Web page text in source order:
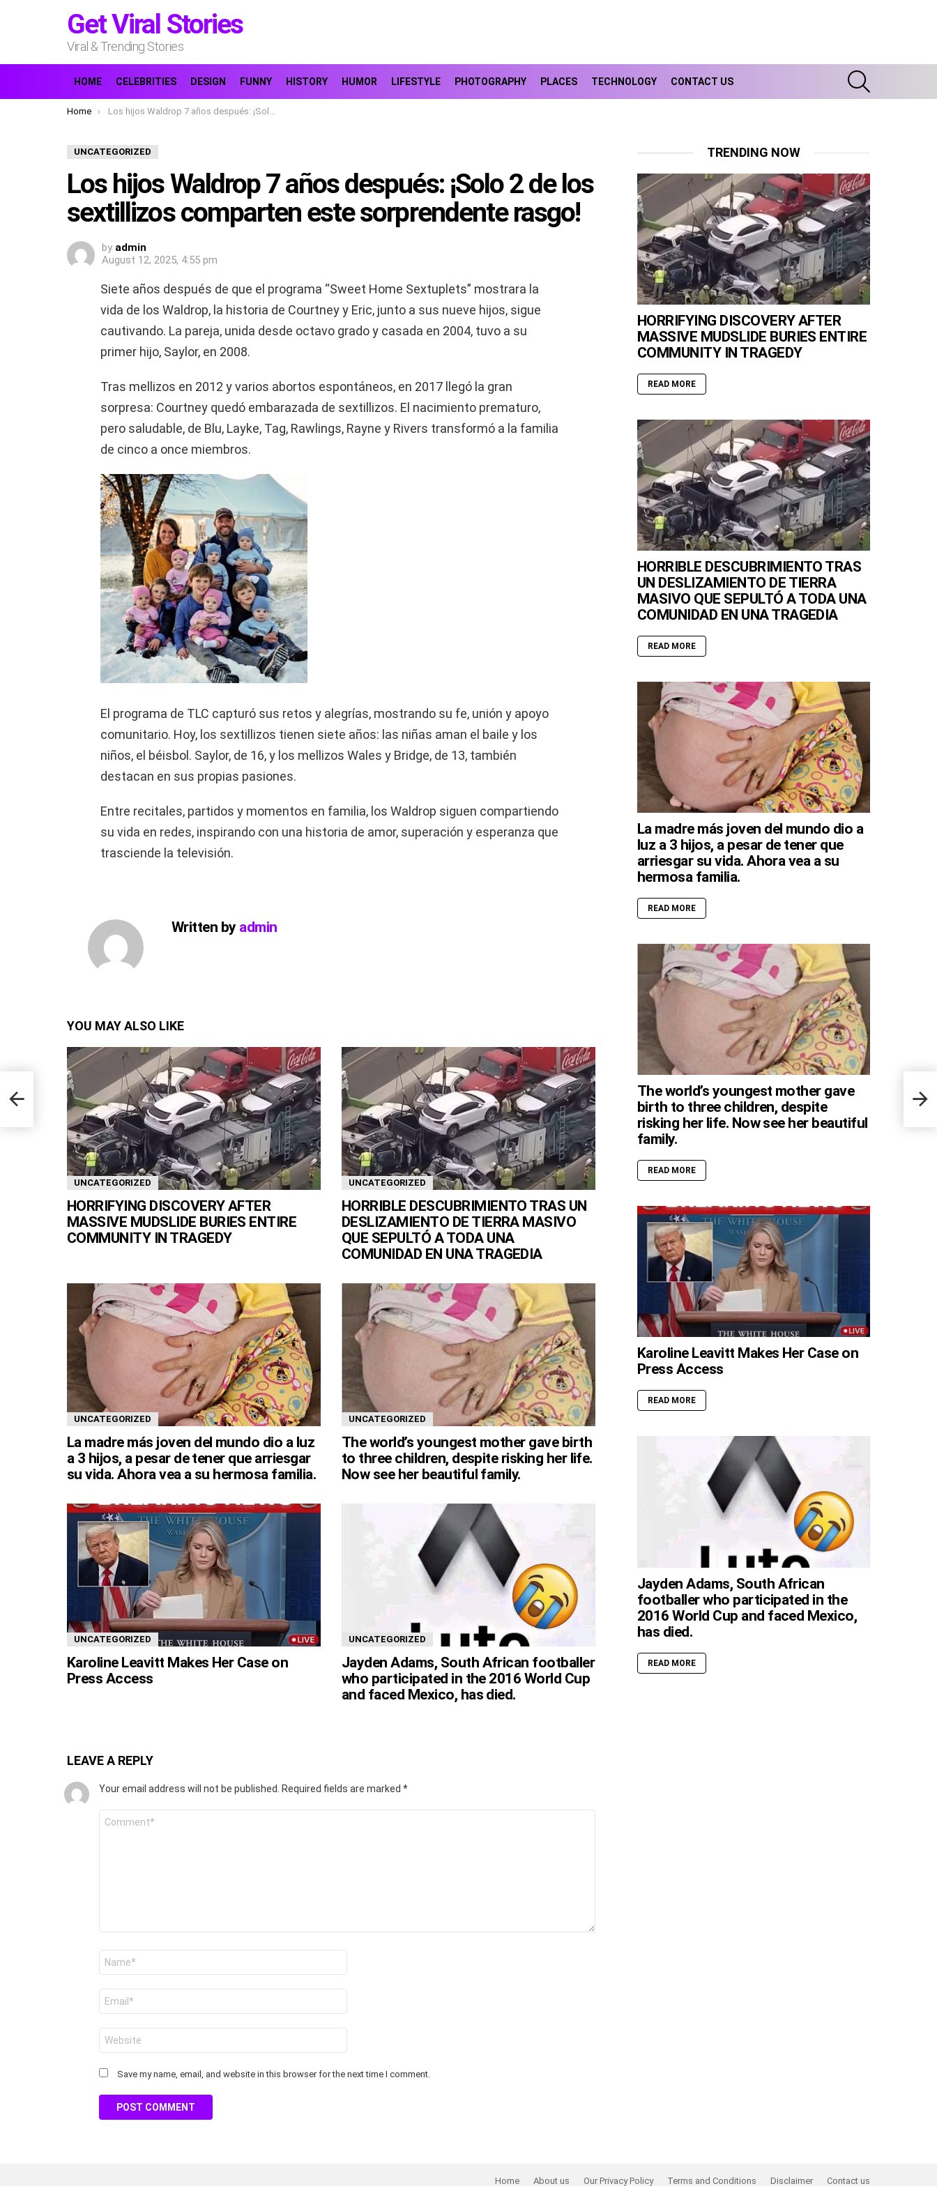
Get Viral Stories
Viral & Trending Stories
HOME CELEBRITIES DESIGN FUNNY HISTORY HUMOR LIFESTYLE PHOTOGRAPHY PLACES TECHNOLOGY CONTACT US
You are here:
Home Los hijos Waldrop 7 años después: ¡Solo 2 de los sextillizos comparten este sorprendente rasgo!
UNCATEGORIZED
Los hijos Waldrop 7 años después: ¡Solo 2 de los
sextillizos comparten este sorprendente rasgo!
by admin
August 12, 2025, 4:55 pm
Siete años después de que el programa “Sweet Home Sextuplets” mostrara la
vida de los Waldrop, la historia de Courtney y Eric, junto a sus nueve hijos, sigue
cautivando. La pareja, unida desde octavo grado y casada en 2004, tuvo a su
primer hijo, Saylor, en 2008.
Tras mellizos en 2012 y varios abortos espontáneos, en 2017 llegó la gran
sorpresa: Courtney quedó embarazada de sextillizos. El nacimiento prematuro,
pero saludable, de Blu, Layke, Tag, Rawlings, Rayne y Rivers transformó a la familia
de cinco a once miembros.
El programa de TLC capturó sus retos y alegrías, mostrando su fe, unión y apoyo
comunitario. Hoy, los sextillizos tienen siete años: las niñas aman el baile y los
niños, el béisbol. Saylor, de 16, y los mellizos Wales y Bridge, de 13, también
destacan en sus propias pasiones.
Entre recitales, partidos y momentos en familia, los Waldrop siguen compartiendo
su vida en redes, inspirando con una historia de amor, superación y esperanza que
trasciende la televisión.
Written by admin
YOU MAY ALSO LIKE
UNCATEGORIZED
HORRIFYING DISCOVERY AFTER
MASSIVE MUDSLIDE BURIES ENTIRE
COMMUNITY IN TRAGEDY
UNCATEGORIZED
HORRIBLE DESCUBRIMIENTO TRAS UN
DESLIZAMIENTO DE TIERRA MASIVO
QUE SEPULTÓ A TODA UNA
COMUNIDAD EN UNA TRAGEDIA
UNCATEGORIZED
La madre más joven del mundo dio a luz
a 3 hijos, a pesar de tener que arriesgar
su vida. Ahora vea a su hermosa familia.
UNCATEGORIZED
The world’s youngest mother gave birth
to three children, despite risking her life.
Now see her beautiful family.
UNCATEGORIZED
Karoline Leavitt Makes Her Case on
Press Access
UNCATEGORIZED
Jayden Adams, South African footballer
who participated in the 2016 World Cup
and faced Mexico, has died.
LEAVE A REPLY
Your email address will not be published. Required fields are marked *
Save my name, email, and website in this browser for the next time I comment.
in
TRENDING NOW
HORRIFYING DISCOVERY AFTER
MASSIVE MUDSLIDE BURIES ENTIRE
COMMUNITY IN TRAGEDY
READ MORE
HORRIBLE DESCUBRIMIENTO TRAS
UN DESLIZAMIENTO DE TIERRA
MASIVO QUE SEPULTÓ A TODA UNA
COMUNIDAD EN UNA TRAGEDIA
READ MORE
La madre más joven del mundo dio a
luz a 3 hijos, a pesar de tener que
arriesgar su vida. Ahora vea a su
hermosa familia.
READ MORE
The world’s youngest mother gave
birth to three children, despite
risking her life. Now see her beautiful
family.
READ MORE
Karoline Leavitt Makes Her Case on
Press Access
READ MORE
Jayden Adams, South African
footballer who participated in the
2016 World Cup and faced Mexico,
has died.
READ MORE
Home About us Our Privacy Policy Terms and Conditions Disclaimer Contact us